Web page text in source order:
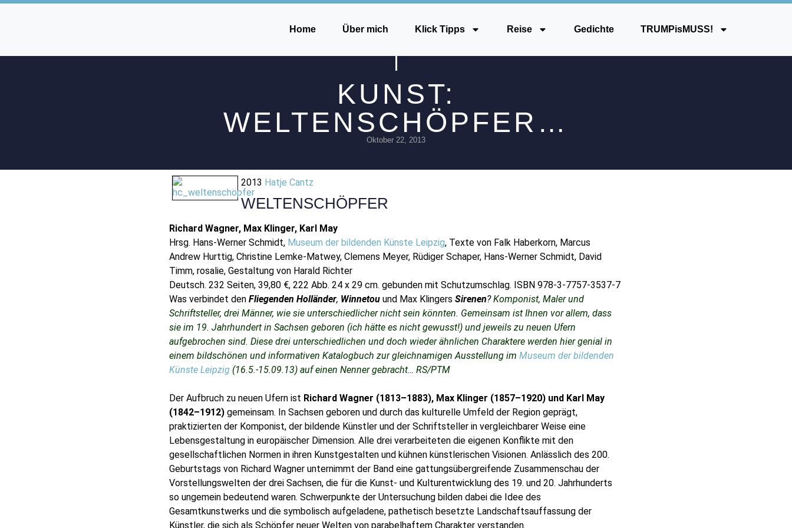
Home Über mich Klick Tipps Reise Gedichte TRUMPisMUSS!
KUNST:
WELTENSCHÖPFER…
Oktober 22, 2013
2013 Hatje Cantz
WELTENSCHÖPFER
Richard Wagner, Max Klinger, Karl May
Hrsg. Hans-Werner Schmidt, Museum der bildenden Künste Leipzig, Texte von Falk Haberkorn, Marcus
Andrew Hurttig, Christine Lemke-Matwey, Clemens Meyer, Rüdiger Schaper, Hans-Werner Schmidt, David
Timm, rosalie, Gestaltung von Harald Richter
Deutsch. 232 Seiten, 39,80 €, 222 Abb. 24 x 29 cm. gebunden mit Schutzumschlag. ISBN 978-3-7757-3537-7
Was verbindet den Fliegenden Holländer, Winnetou und Max Klingers Sirenen? Komponist, Maler und
Schriftsteller, drei Männer, wie sie unterschiedlicher nicht sein könnten. Gemeinsam ist Ihnen vor allem, dass
sie im 19. Jahrhundert in Sachsen geboren (ich hätte es nicht gewusst!) und jeweils zu neuen Ufern
aufgebrochen sind. Diese drei unterschiedlichen und doch wieder ähnlichen Charaktere werden hier genial in
einem bildschönen und informativen Katalogbuch zur gleichnamigen Ausstellung im Museum der bildenden
Künste Leipzig (16.5.-15.09.13) auf einen Nenner gebracht… RS/PTM
Der Aufbruch zu neuen Ufern ist Richard Wagner (1813–1883), Max Klinger (1857–1920) und Karl May
(1842–1912) gemeinsam. In Sachsen geboren und durch das kulturelle Umfeld der Region geprägt,
praktizierten der Komponist, der bildende Künstler und der Schriftsteller in vergleichbarer Weise eine
Lebensgestaltung in europäischer Dimension. Alle drei verarbeiteten die eigenen Konflikte mit den
gesellschaftlichen Normen in ihren Kunstgestalten und kühnen künstlerischen Visionen. Anlässlich des 200.
Geburtstags von Richard Wagner unternimmt der Band eine gattungsübergreifende Zusammenschau der
Vorstellungswelten der drei Sachsen, die für die Kunst- und Kulturentwicklung des 19. und 20. Jahrhunderts
so ungemein bedeutend waren. Schwerpunkte der Untersuchung bilden dabei die Idee des
Gesamtkunstwerks und die symbolisch aufgeladene, pathetisch besetzte Landschaftsauffassung der
Künstler, die sich als Schöpfer neuer Welten von parabelhaftem Charakter verstanden.